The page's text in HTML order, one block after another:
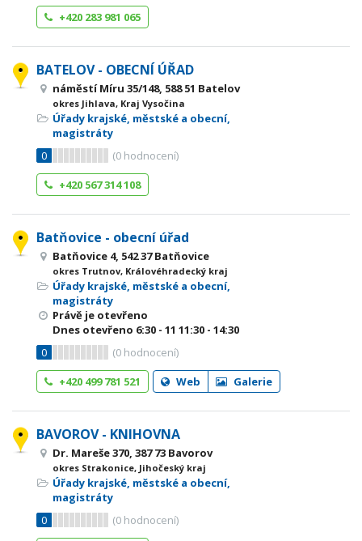
+420 283 981 065
BATELOV - OBECNÍ ÚŘAD
náměstí Míru 35/148, 588 51 Batelov
okres Jihlava, Kraj Vysočina
Úřady krajské, městské a obecní,
magistráty
0
(0 hodnocení)
+420 567 314 108
Batňovice - obecní úřad
Batňovice 4, 542 37 Batňovice
okres Trutnov, Královéhradecký kraj
Úřady krajské, městské a obecní,
magistráty
Právě je otevřeno
Dnes otevřeno 6:30 - 11 11:30 - 14:30
0
(0 hodnocení)
+420 499 781 521
Web Galerie
BAVOROV - KNIHOVNA
Dr. Mareše 370, 387 73 Bavorov
okres Strakonice, Jihočeský kraj
Úřady krajské, městské a obecní,
magistráty
0
(0 hodnocení)